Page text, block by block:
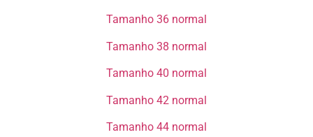
Tamanho 36 normal​
Tamanho 38 normal​​
Tamanho 40 normal​​
Tamanho 42 normal​​
Tamanho 44 normal​​